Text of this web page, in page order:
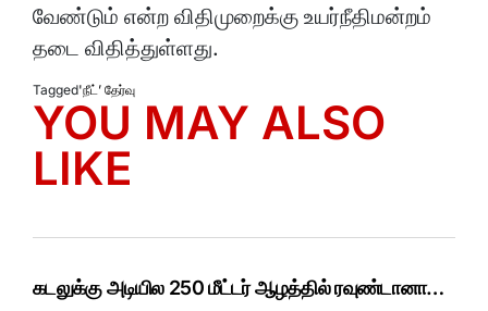
வேண்டும் என்ற விதிமுறைக்கு உயர்நீதிமன்றம்
தடை விதித்துள்ளது.
Tagged'நீட்’ தேர்வு
YOU MAY ALSO
LIKE
கடலுக்கு அடியில 250 மீட்டர் ஆழத்தில் ரவுண்டானா…